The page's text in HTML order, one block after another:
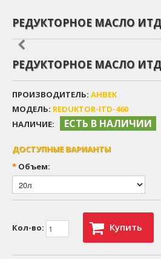
РЕДУКТОРНОЕ МАСЛО
РЕДУКТОРНОЕ МАСЛО
ПРОИЗВОДИТЕЛЬ: АНВЕК
МОДЕЛЬ: REDUKTOR-ITD-460
НАЛИЧИЕ:
ЕСТЬ В НАЛИЧИИ
ДОСТУПНЫЕ ВАРИАНТЫ
* Объем:
Кол-во: Купить